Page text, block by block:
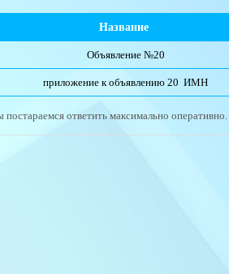
Название
Объявление №20
приложение к объявлению 20  ИМН
ответить максимально оперативно.